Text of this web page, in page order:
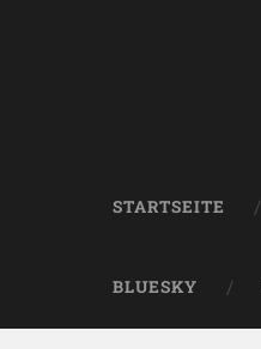
STARTSEITE
BLUESKY